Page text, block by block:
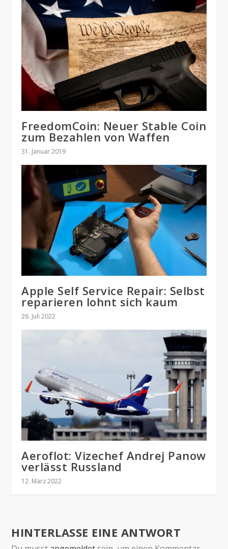
FreedomCoin: Neuer Stable Coin
zum Bezahlen von Waffen
31. Januar 2019
Apple Self Service Repair: Selbst
reparieren lohnt sich kaum
26. Juli 2022
Aeroflot: Vizechef Andrej Panow
verlässt Russland
12. März 2022
HINTERLASSE EINE ANTWORT